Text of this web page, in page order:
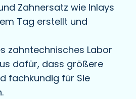
Zahnersatz wie Inlays
Tag erstellt und
zahntechnisches Labor
dafür, dass größere
fachkundig für Sie